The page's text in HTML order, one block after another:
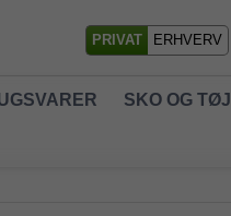
PRIVAT ERHVERV
SKO OG TØJ